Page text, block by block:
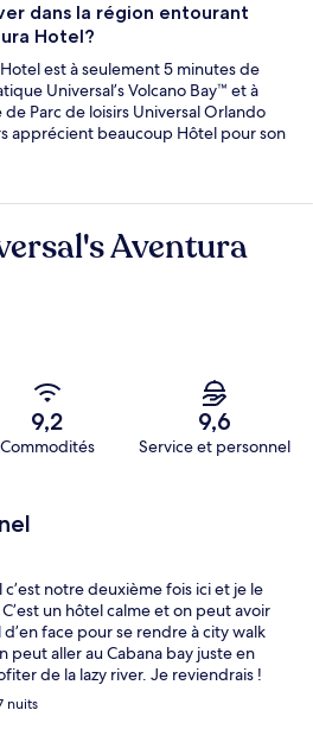
dans la région entourant
Hotel?
est à seulement 5 minutes de
Universal’s Volcano Bay™ et à
Parc de loisirs Universal Orlando
apprécient beaucoup Hôtel pour son
Aventura
9,2
Commodités
9,6
Service et personnel
notre deuxième fois ici et je le
un hôtel calme et on peut avoir
face pour se rendre à city walk
peut aller au Cabana bay juste en
de la lazy river. Je reviendrais !
nuits